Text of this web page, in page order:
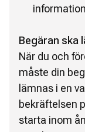
Begäran ska
När du och
måste din
lämnas i en
bekräftelsen
starta inom